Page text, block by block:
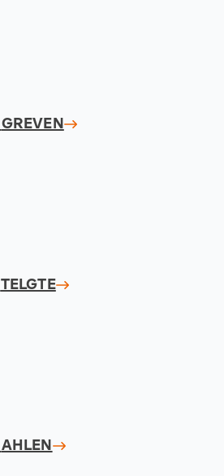
GREVEN
TELGTE
AHLEN